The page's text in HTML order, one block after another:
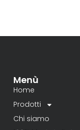
Menù
Home
Prodotti
Chi siamo